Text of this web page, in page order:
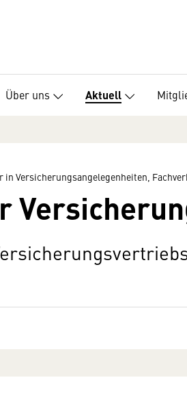
Über uns Aktuell
Versicherungsangelegenheiten,